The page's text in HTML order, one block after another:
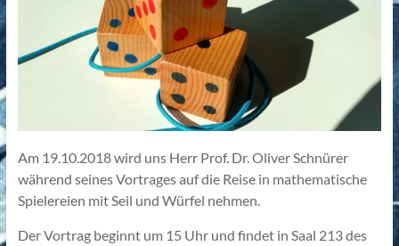
Am 19.10.2018 wird uns Herr Prof. Dr. Oliver Schnürer
während seines Vortrages auf die Reise in mathematische
Spielereien mit Seil und Würfel nehmen.
Der Vortrag beginnt um 15 Uhr und findet in Saal 213 des